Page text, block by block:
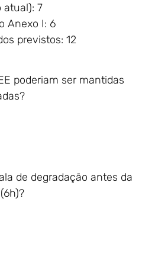
atual): 7
Anexo I: 6
previstos: 12
poderiam ser mantidas
de degradação antes da